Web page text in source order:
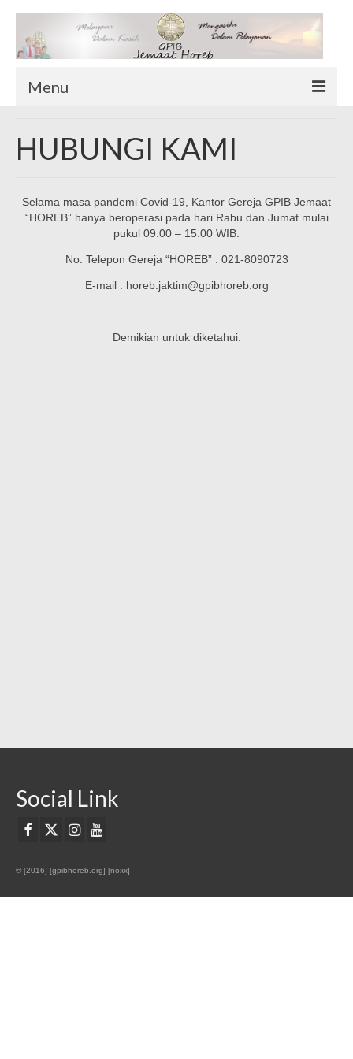
Menu
Sekilas Tentang Horeb
Download Form
HUBUNGI KAMI
INFO GEREJA
HUBUNGI KAMI
Selama masa pandemi Covid-19, Kantor Gereja GPIB Jemaat
“HOREB” hanya beroperasi pada hari Rabu dan Jumat mulai
pukul 09.00 – 15.00 WIB.
No. Telepon Gereja “HOREB” : 021-8090723
E-mail : horeb.jaktim@gpibhoreb.org
Demikian untuk diketahui.
Social Link
© [2016] [gpibhoreb.org] [noxx]